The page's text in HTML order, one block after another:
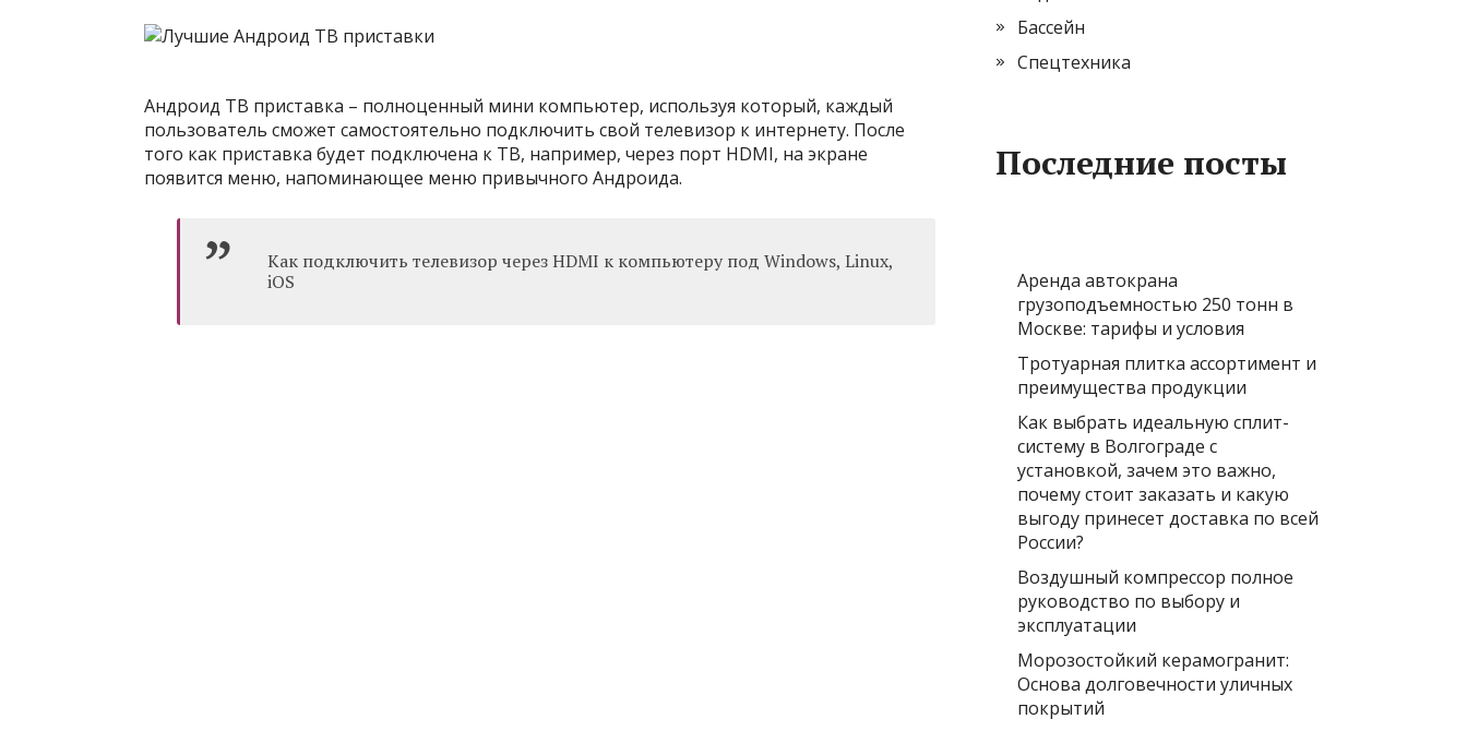
Андроид ТВ приставка – полноценный мини компьютер, используя который, каждый
пользователь сможет самостоятельно подключить свой телевизор к интернету. После
того как приставка будет подключена к ТВ, например, через порт HDMI, на экране
появится меню, напоминающее меню привычного Андроида.
Как подключить телевизор через HDMI к компьютеру под Windows, Linux,
iOS
Бассейн
Спецтехника
Последние посты
Аренда автокрана
грузоподъемностью 250 тонн в
Москве: тарифы и условия
Тротуарная плитка ассортимент и
преимущества продукции
Как выбрать идеальную сплит-
систему в Волгограде с
установкой, зачем это важно,
почему стоит заказать и какую
выгоду принесет доставка по всей
России?
Воздушный компрессор полное
руководство по выбору и
эксплуатации
Морозостойкий керамогранит:
Основа долговечности уличных
покрытий